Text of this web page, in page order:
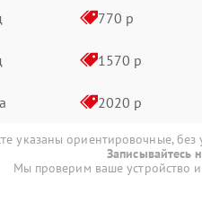
770 р
1570 р
2020 р
указаны ориентировочные, без
Записывайтесь
Мы проверим ваше устройство